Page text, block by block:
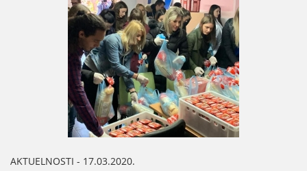
AKTUELNOSTI - 17.03.2020.